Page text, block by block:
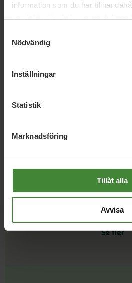
information som du har
Nödvändig
Inställningar
Statistik
Marknadsföring
Tillåt alla
Avvisa
A Avfall
Beredskap
arbete
D Demokrati och en god
Se fler